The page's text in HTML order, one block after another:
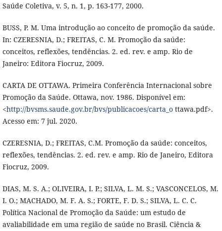
Saúde Coletiva, v. 5, n. 1, p. 163-177, 2000.
BUSS, P. M. Uma introdução ao conceito de promoção da saúde.
In: CZERESNIA, D.; FREITAS, C. M. Promoção da saúde:
conceitos, reflexões, tendências. 2. ed. rev. e amp. Rio de
Janeiro: Editora Fiocruz, 2009.
CARTA DE OTTAWA. Primeira Conferência Internacional sobre
Promoção da Saúde. Ottawa, nov. 1986. Disponível em:
<http://bvsms.saude.gov.br/bvs/publicacoes/carta_ottawa.pdf>.
Acesso em: 7 jul. 2020.
CZERESNIA, D.; FREITAS, C.M. Promoção da saúde: conceitos,
reflexões, tendências. 2. ed. rev. e amp. Rio de Janeiro, Editora
Fiocruz, 2009.
DIAS, M. S. A.; OLIVEIRA, I. P.; SILVA, L. M. S.; VASCONCELOS, M.
I. O.; MACHADO, M. F. A. S.; FORTE, F. D. S.; SILVA, L. C. C.
Política Nacional de Promoção da Saúde: um estudo de
avaliabilidade em uma região de saúde no Brasil. Ciência &